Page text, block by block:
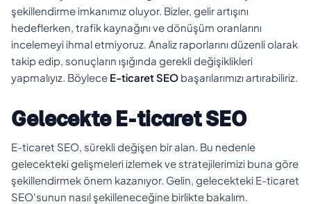
şekillendirme imkanımız oluyor. Bizler, gelir artışını
hedeflerken, trafik kaynağını ve dönüşüm oranlarını
incelemeyi ihmal etmiyoruz. Analiz raporlarını düzenli olarak
takip edip, sonuçların ışığında gerekli değişiklikleri
yapmalıyız. Böylece E-ticaret SEO başarılarımızı artırabiliriz.
Gelecekte E-ticaret SEO
E-ticaret SEO, sürekli değişen bir alan. Bu nedenle
gelecekteki gelişmeleri izlemek ve stratejilerimizi buna göre
şekillendirmek önem kazanıyor. Gelin, gelecekteki E-ticaret
SEO'sunun nasıl şekilleneceğine birlikte bakalım.